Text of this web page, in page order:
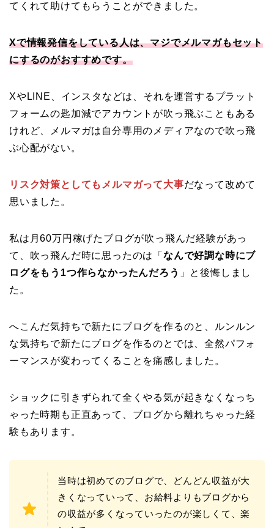
てくれて助けてもらうことができました。
Xで情報発信をしている人は、マジでメルマガもセット
にするのがおすすめです。
XやLINE、インスタなどは、それを運営するプラット
フォームの匙加減でアカウントが吹っ飛ぶこともある
けれど、メルマガは自分専用のメディアなので吹っ飛
ぶ心配がない。
リスク対策としてもメルマガって大事だなって改めて
思いました。
私は月60万円稼げたブログが吹っ飛んだ経験があっ
て、吹っ飛んだ時に思ったのは「 なんで好調な時にブ
ログをもう1つ作らなかったんだろう 」と後悔しまし
た。
へこんだ気持ちで新たにブログを作るのと、ルンルン
な気持ちで新たにブログを作るのとでは、全然パフォ
ーマンスが変わってくることを痛感しました。
ショックに引きずられて全くやる気が起きなくなっち
ゃった時期も正直あって、ブログから離れちゃった経
験もあります。
当時は初めてのブログで、どんどん収益が大
きくなっていって、お給料よりもブログから
の収益が多くなっていったのが楽しくて、楽